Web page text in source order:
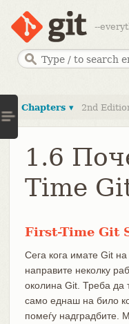
--
Chapters ▾ 2nd
1.6
Time
First-Time Git
Сега кога имате Git
направите неколку
околина Git. Треба да
само еднаш на било
помеѓу надградбите.